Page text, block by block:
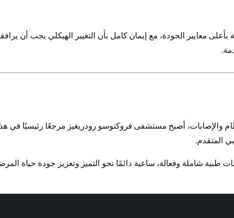
معايير الجودة، مع إيمان كامل بأن التغيير الهيكلي يجب أن
والإصابات، أصبح مستشفى فروكتوسو رودريغيز مرجعًا رئيسيًا في
المتقدم.
طبية شاملة وفعالة، ساعية دائمًا نحو التميز وتعزيز جودة حياة